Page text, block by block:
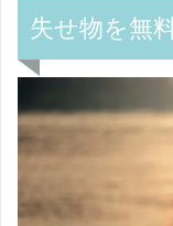
失せ物を無